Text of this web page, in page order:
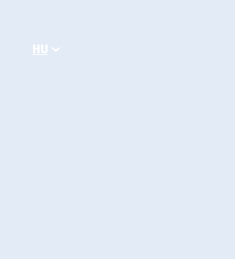
tartalomhoz
HU